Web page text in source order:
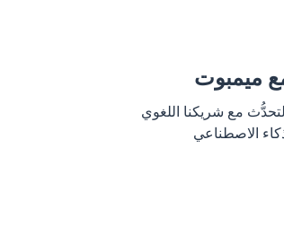
ميمبوت
مع شريكنا اللغوي
الاصطناعي